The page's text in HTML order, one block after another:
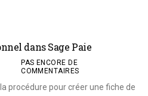
dans Sage Paie
PAS ENCORE DE
COMMENTAIRES
procédure pour créer une fiche de